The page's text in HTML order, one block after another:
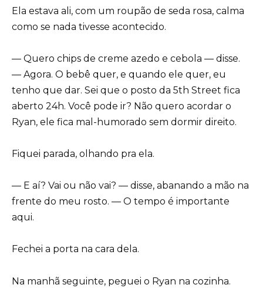
Ela estava ali, com um roupão de seda rosa, calma
como se nada tivesse acontecido.
— Quero chips de creme azedo e cebola — disse.
— Agora. O bebê quer, e quando ele quer, eu
tenho que dar. Sei que o posto da 5th Street fica
aberto 24h. Você pode ir? Não quero acordar o
Ryan, ele fica mal-humorado sem dormir direito.
Fiquei parada, olhando pra ela.
— E aí? Vai ou não vai? — disse, abanando a mão na
frente do meu rosto. — O tempo é importante
aqui.
Fechei a porta na cara dela.
Na manhã seguinte, peguei o Ryan na cozinha.